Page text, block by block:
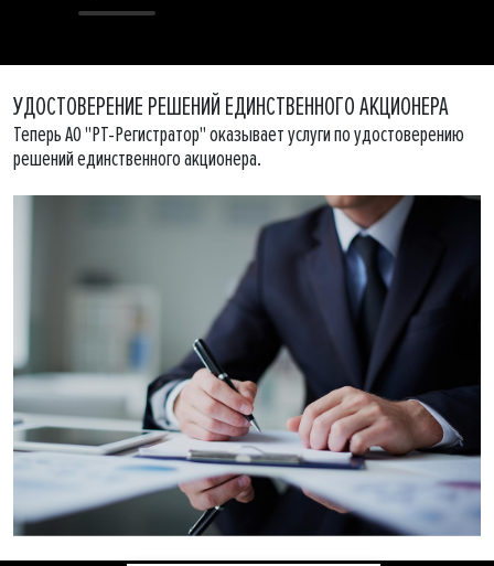
УДОСТОВЕРЕНИЕ РЕШЕНИЙ ЕДИНСТВЕННОГО АКЦИОНЕРА
Теперь АО "РТ-Регистратор" оказывает услуги по удостоверению
решений единственного акционера.